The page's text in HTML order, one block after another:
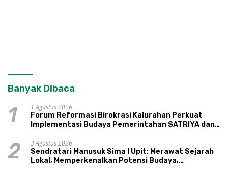
Banyak Dibaca
1
1 Agustus 2026
Forum Reformasi Birokrasi Kalurahan Perkuat
Implementasi Budaya Pemerintahan SATRIYA dan
2
3 Agustus 2026
Sendratari Manusuk Sima I Upit: Merawat Sejarah
Lokal, Memperkenalkan Potensi Budaya,